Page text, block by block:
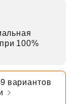
100%
вариантов